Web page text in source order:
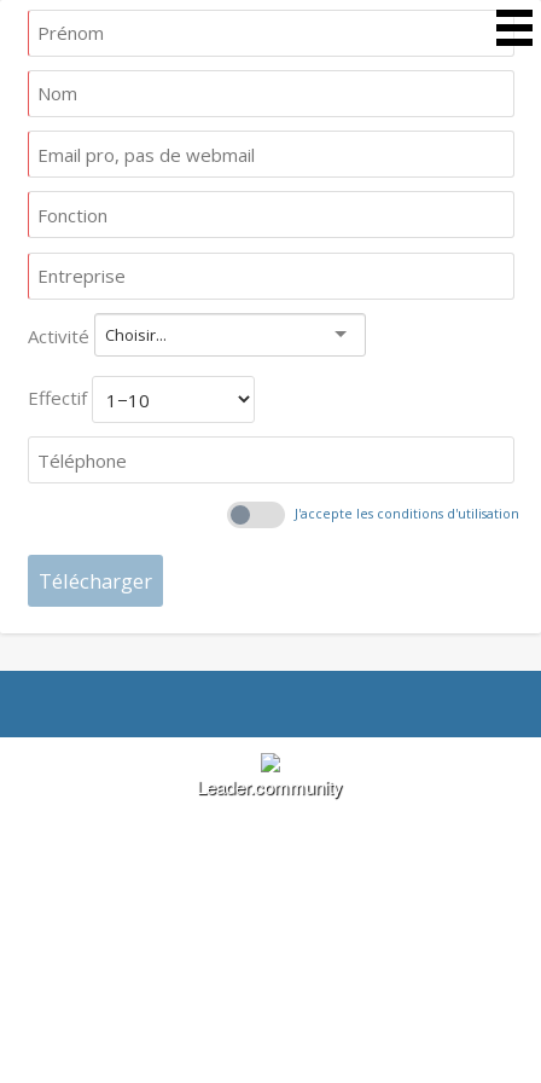
Activité Choisir...
Effectif
J'accepte les conditions d'utilisation
Leader.community